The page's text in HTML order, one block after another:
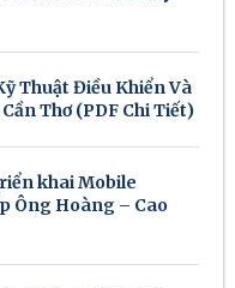
Thuật Điều Khiển Và
Thơ (PDF Chi Tiết)
khai Mobile
Ông Hoàng – Cao